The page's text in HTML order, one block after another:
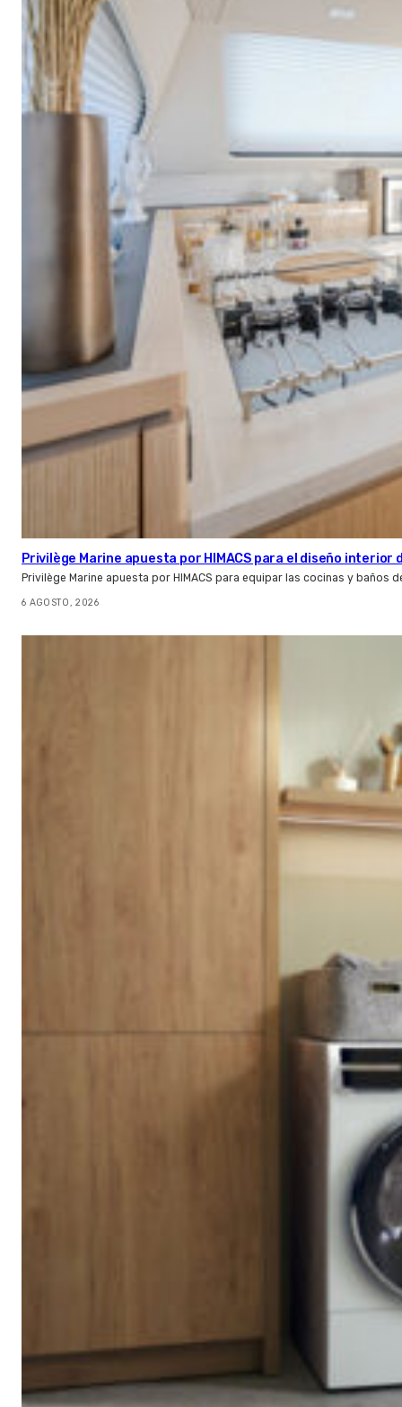
Privilège Marine apuesta por HIMACS para el diseño interior
Privilège Marine apuesta por HIMACS para equipar las cocinas y baños
6 AGOSTO, 2026